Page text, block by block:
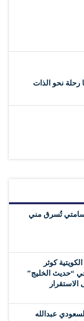
رحلة نحو الذات
تُسرق مني
كوثر
“حديث الخليج”
الاستقرار
عبدالله